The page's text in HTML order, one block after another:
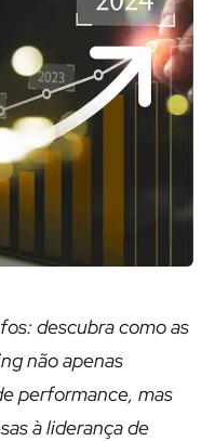
descubra como as
não apenas
performance, mas
à liderança de